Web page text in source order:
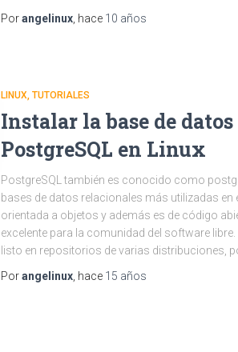
Porangelinux , hace 10 años
LINUX TUTORIALES
Instalar la base de datos
PostgreSQL en Linux
PostgreSQL también es conocido como
bases de datos relacionales más utilizadas en
orientada a objetos y además es de código
excelente para la comunidad del software libre.
listo en repositorios de varias distribuciones,
Porangelinux , hace 15 años